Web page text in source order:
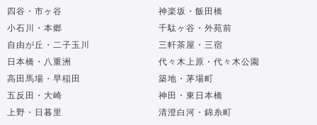
四谷・市ヶ谷
神楽坂・飯田橋
小石川・本郷
千駄ヶ谷・外苑前
自由が丘・二子玉川
三軒茶屋・三宿
日本橋・八重洲
代々木上原・代々木公園
高田馬場・早稲田
築地・茅場町
五反田・大崎
神田・東日本橋
上野・日暮里
清澄白河・錦糸町